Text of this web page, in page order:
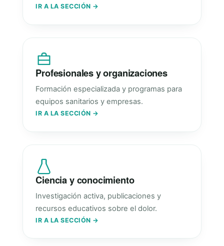
IR A LA SECCIÓN →
Profesionales y organizaciones
Formación especializada y programas para
equipos sanitarios y empresas.
IR A LA SECCIÓN →
Ciencia y conocimiento
Investigación activa, publicaciones y
recursos educativos sobre el dolor.
IR A LA SECCIÓN →